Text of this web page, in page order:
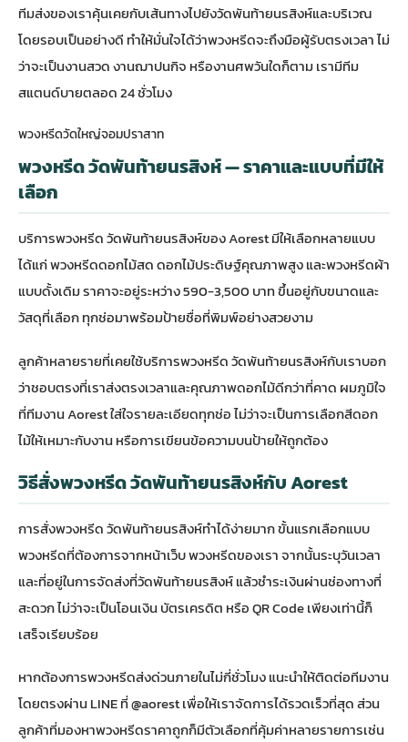
ทีมส่งของเราคุ้นเคยกับเส้นทางไปยังวัดพันท้ายนรสิงห์และบริเวณ
โดยรอบเป็นอย่างดี ทำให้มั่นใจได้ว่าพวงหรีดจะถึงมือผู้รับตรงเวลา ไม่
ว่าจะเป็นงานสวด งานฌาปนกิจ หรืองานศพวันใดก็ตาม เรามีทีม
สแตนด์บายตลอด 24 ชั่วโมง
พวงหรีดวัดใหญ่จอมปราสาท
พวงหรีด วัดพันท้ายนรสิงห์ — ราคาและแบบที่มีให้
เลือก
บริการพวงหรีด วัดพันท้ายนรสิงห์ของ Aorest มีให้เลือกหลายแบบ
ได้แก่ พวงหรีดดอกไม้สด ดอกไม้ประดิษฐ์คุณภาพสูง และพวงหรีดผ้า
แบบดั้งเดิม ราคาจะอยู่ระหว่าง 590-3,500 บาท ขึ้นอยู่กับขนาดและ
วัสดุที่เลือก ทุกช่อมาพร้อมป้ายชื่อที่พิมพ์อย่างสวยงาม
ลูกค้าหลายรายที่เคยใช้บริการพวงหรีด วัดพันท้ายนรสิงห์กับเราบอก
ว่าชอบตรงที่เราส่งตรงเวลาและคุณภาพดอกไม้ดีกว่าที่คาด ผมภูมิใจ
ที่ทีมงาน Aorest ใส่ใจรายละเอียดทุกช่อ ไม่ว่าจะเป็นการเลือกสีดอก
ไม้ให้เหมาะกับงาน หรือการเขียนข้อความบนป้ายให้ถูกต้อง
วิธีสั่งพวงหรีด วัดพันท้ายนรสิงห์กับ Aorest
การสั่งพวงหรีด วัดพันท้ายนรสิงห์ทำได้ง่ายมาก ขั้นแรกเลือกแบบ
พวงหรีดที่ต้องการจากหน้าเว็บพวงหรีดของเรา จากนั้นระบุวันเวลา
และที่อยู่ในการจัดส่งที่วัดพันท้ายนรสิงห์ แล้วชำระเงินผ่านช่องทางที่
สะดวก ไม่ว่าจะเป็นโอนเงิน บัตรเครดิต หรือ QR Code เพียงเท่านี้ก็
เสร็จเรียบร้อย
หากต้องการพวงหรีดส่งด่วนภายในไม่กี่ชั่วโมง แนะนำให้ติดต่อทีมงาน
โดยตรงผ่าน LINE ที่@aorestเพื่อให้เราจัดการได้รวดเร็วที่สุด ส่วน
ลูกค้าที่มองหาพวงหรีดราคาถูกก็มีตัวเลือกที่คุ้มค่าหลายรายการเช่น